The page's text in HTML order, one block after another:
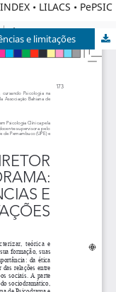
• LILACS • PePSIC
e limitações